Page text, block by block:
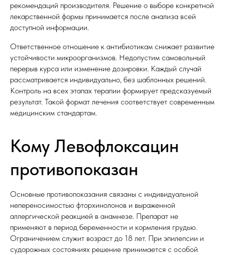
рекомендаций производителя. Решение о выборе конкретной
лекарственной формы принимается после анализа всей
доступной информации.
Ответственное отношение к антибиотикам снижает развитие
устойчивости микроорганизмов. Недопустим самовольный
перерыв курса или изменение дозировки. Каждый случай
рассматривается индивидуально, без шаблонных решений.
Контроль на всех этапах терапии формирует предсказуемый
результат. Такой формат лечения соответствует современным
медицинским стандартам.
Кому Левофлоксацин
противопоказан
Основные противопоказания связаны с индивидуальной
непереносимостью фторхинолонов и выраженной
аллергической реакцией в анамнезе. Препарат не
применяют в период беременности и кормления грудью.
Ограничением служит возраст до 18 лет. При эпилепсии и
судорожных состояниях решение принимается с особой